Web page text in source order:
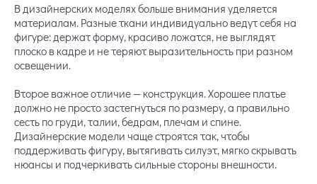
В дизайнерских моделях больше внимания уделяется
материалам. Разные ткани индивидуально ведут себя на
фигуре: держат форму, красиво ложатся, не выглядят
плоско в кадре и не теряют выразительность при разном
освещении.
Второе важное отличие — конструкция. Хорошее платье
должно не просто застегнуться по размеру, а правильно
сесть по груди, талии, бедрам, плечам и спине.
Дизайнерские модели чаще строятся так, чтобы
поддерживать фигуру, вытягивать силуэт, мягко скрывать
нюансы и подчеркивать сильные стороны внешности.